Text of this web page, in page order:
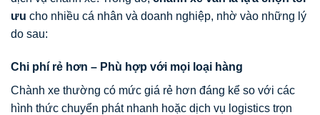
ưu cho nhiều cá nhân và doanh nghiệp, nhờ vào những lý
do sau:
Chi phí rẻ hơn – Phù hợp với mọi loại hàng
Chành xe thường có mức giá rẻ hơn đáng kể so với các
hình thức chuyển phát nhanh hoặc dịch vụ logistics trọn